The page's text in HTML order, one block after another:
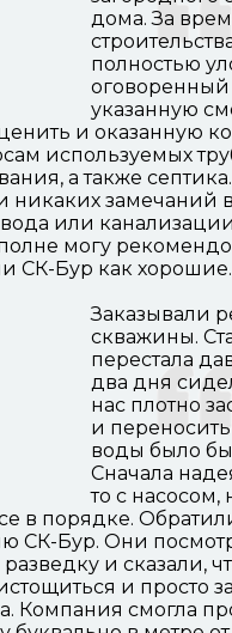
дома. За
полностью
оговоренный
указанную
и оказанную
используемых
а также
никаких замечаний
или
могу
СК-Бур как хорошие.
Заказывали
скважины.
перестала
два дня
нас плотно
и
воды было бы
Сначала
то с насосом,
в порядке.
СК-Бур. Они
и сказали,
и просто
Компания смогла